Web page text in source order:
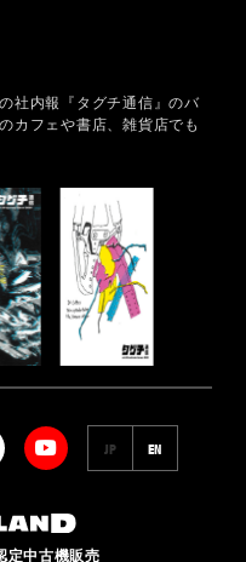
社内報『タグチ通信』のバ
カフェや書店、雑貨店でも
JP EN
定中古機販売